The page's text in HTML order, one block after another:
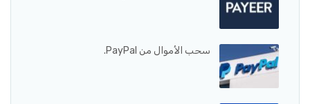
سحب الأموال من PayPal.